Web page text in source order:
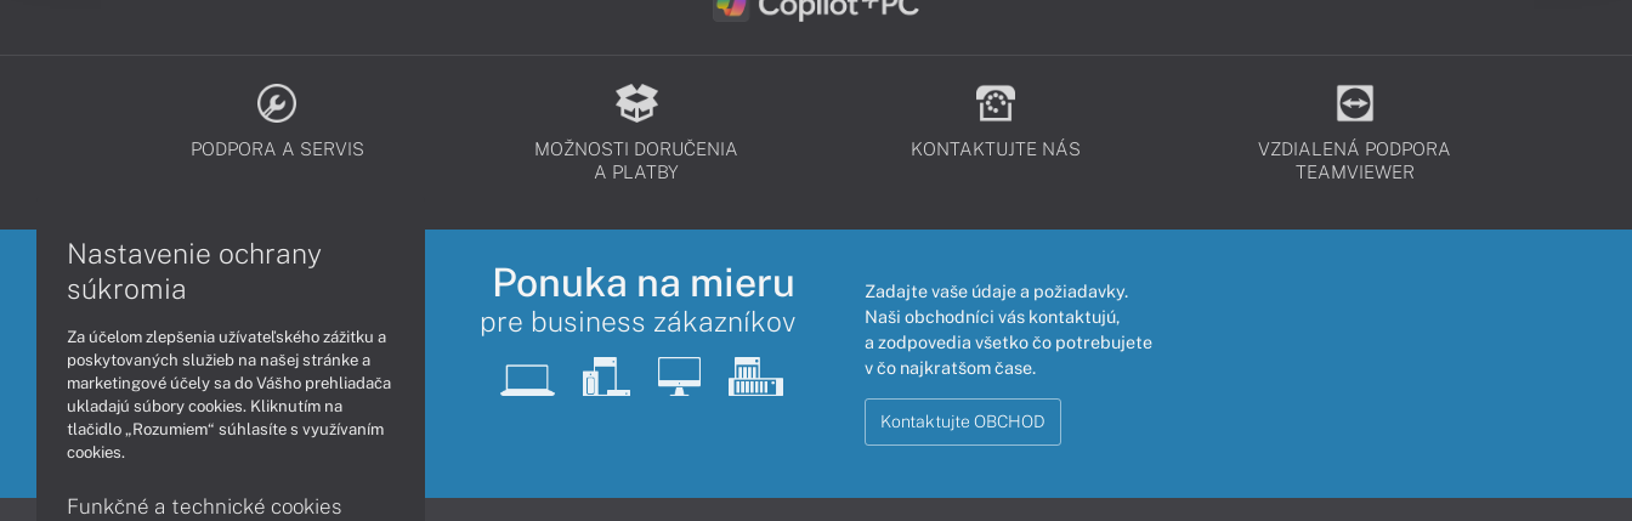
PODPORA A SERVIS
MOŽNOSTI DORUČENIA
A PLATBY
KONTAKTUJTE NÁS
VZDIALENÁ PODPORA
TEAMVIEWER
Ponuka na mieru
pre business zákazníkov
Zadajte vaše údaje a požiadavky.
Naši obchodníci vás kontaktujú,
a zodpovedia všetko čo potrebujete
v čo najkratšom čase.
Kontaktujte OBCHOD
Nastavenie ochrany
súkromia
Za účelom zlepšenia užívateľského zážitku a
poskytovaných služieb na našej stránke a
marketingové účely sa do Vášho prehliadača
ukladajú súbory cookies. Kliknutím na
tlačidlo „Rozumiem“ súhlasíte s využívaním
cookies.
Funkčné a technické cookies